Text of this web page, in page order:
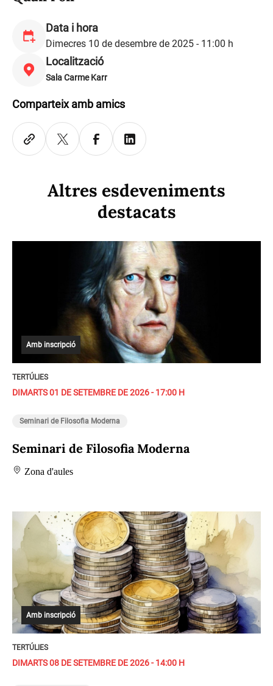
Data i hora
Dimecres 10 de desembre de 2025 - 11:00 h
Localització
Sala Carme Karr
Comparteix amb amics
Altres esdeveniments
destacats
Amb inscripció
TERTÚLIES
DIMARTS 01 DE SETEMBRE DE 2026 - 17:00 H
Seminari de Filosofia Moderna
Seminari de Filosofia Moderna
Zona d'aules
Amb inscripció
TERTÚLIES
DIMARTS 08 DE SETEMBRE DE 2026 - 14:00 H